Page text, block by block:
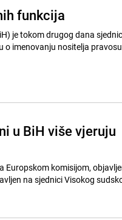
funkcija
je tokom drugog dana
o imenovanju nositelja
u BiH više vjeruju
Europskom komisijom,
na sjednici Visokog